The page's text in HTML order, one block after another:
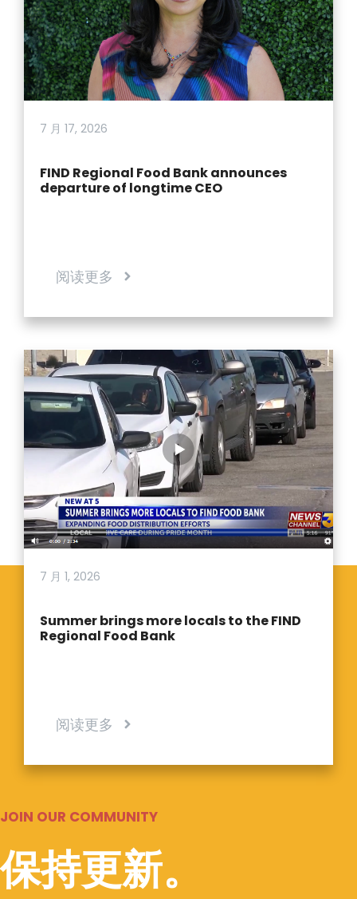
7 月 17, 2026
FIND Regional Food Bank announces
departure of longtime CEO
阅读更多
7 月 1, 2026
Summer brings more locals to the FIND
Regional Food Bank
阅读更多
JOIN OUR COMMUNITY
保持更新。